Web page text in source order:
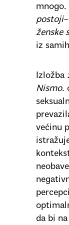
mnogo.
postoji
ženske
iz
Izložba
Nismo.
većinu
da bi